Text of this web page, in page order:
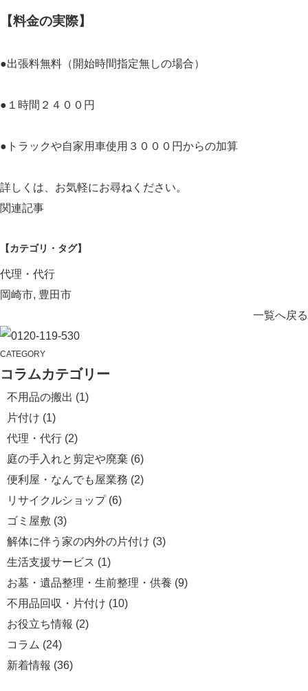
【料金の実際】
●出張料無料（開始時間指定無しの場合）
●１時間２４００円
●トラックや自家用車使用３０００円からの加算
詳しくは、お気軽にお尋ねください。
関連記事
【カテゴリ・タグ】
代理・代行
岡崎市, 豊田市
一覧へ戻る
CATEGORY
コラムカテゴリー
不用品の搬出 (1)
片付け (1)
代理・代行 (2)
庭の手入れと剪定や廃棄 (6)
便利屋・なんでも屋業務 (2)
リサイクルショップ(6)
ゴミ屋敷 (3)
解体に伴う家の内外の片付け (3)
生活支援サービス (1)
お墓・遺品整理・生前整理・供養 (9)
不用品回収・片付け (10)
お役立ち情報 (2)
コラム (24)
新着情報 (36)